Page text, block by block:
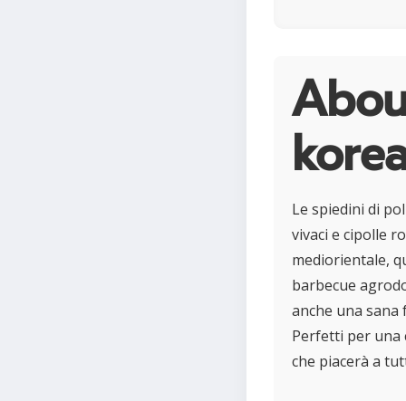
Le spiedini di
vivaci e cipolle
mediorientale,
barbecue
anche una
Perfetti per una
che piacerà a